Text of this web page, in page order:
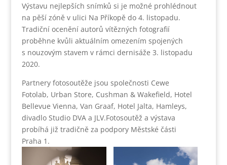
Výstavu nejlepších snímků si je možné prohlédnout
na pěší zóně v ulici Na Příkopě do 4. listopadu.
Tradiční ocenění autorů vítězných fotografií
proběhne kvůli aktuálním omezením spojených
s nouzovým stavem v rámci dernisáže 3. listopadu
2020.
Partnery fotosoutěže jsou společnosti Cewe
Fotolab, Urban Store, Cushman & Wakefield, Hotel
Bellevue Vienna, Van Graaf, Hotel Jalta, Hamleys,
divadlo Studio DVA a JLV.Fotosoutěž a výstava
probíhá již tradičně za podpory Městské části
Praha 1.